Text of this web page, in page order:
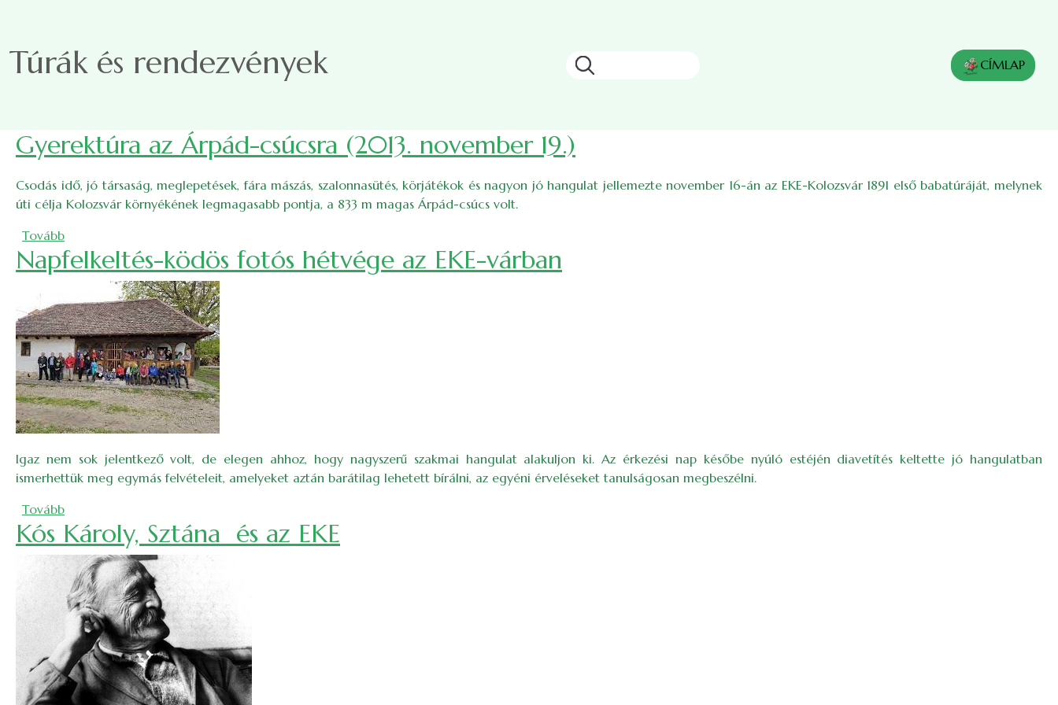
Túrák és rendezvények CÍMLAP
Gyerektúra az Árpád-csúcsra (2013. november 19.)
Csodás idő, jó társaság, meglepetések, fára mászás, szalonnasütés, körjátékok és nagyon jó hangulat jellemezte november 16-án az EKE-Kolozsvár 1891 első babatúráját, melynek
úti célja Kolozsvár környékének legmagasabb pontja, a 833 m magas Árpád-csúcs volt.
Tovább(Gyerektúra az Árpád-csúcsra (2013. november 19.))
Napfelkeltés-ködös fotós hétvége az EKE-várban
Igaz nem sok jelentkező volt, de elegen ahhoz, hogy nagyszerű szakmai hangulat alakuljon ki. Az érkezési nap későbe nyúló estéjén diavetítés keltette jó hangulatban
ismerhettük meg egymás felvételeit, amelyeket aztán barátilag lehetett bírálni, az egyéni érveléseket tanulságosan megbeszélni.
Tovább(Napfelkeltés-ködös fotós hétvége az EKE-várban)
Kós Károly, Sztána és az EKE